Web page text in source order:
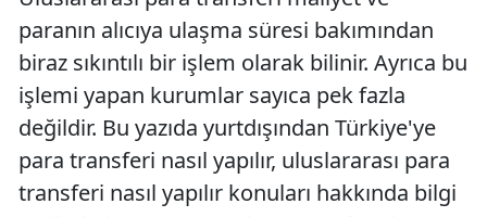
paranın alıcıya ulaşma süresi bakımından
biraz sıkıntılı bir işlem olarak bilinir. Ayrıca bu
işlemi yapan kurumlar sayıca pek fazla
değildir. Bu yazıda yurtdışından Türkiye'ye
para transferi nasıl yapılır, uluslararası para
transferi nasıl yapılır konuları hakkında bilgi